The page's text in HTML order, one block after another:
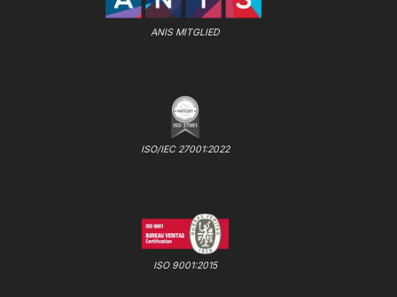
ANIS MITGLIED
ISO/IEC 27001:2022
ISO 9001:2015